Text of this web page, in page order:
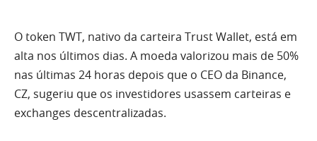
O token TWT, nativo da carteira Trust Wallet, está em
alta nos últimos dias. A moeda valorizou mais de 50%
nas últimas 24 horas depois que o CEO da Binance,
CZ, sugeriu que os investidores usassem carteiras e
exchanges descentralizadas.